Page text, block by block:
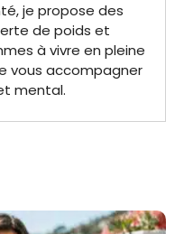
je propose des
de poids et
à vivre en pleine
vous accompagner
mental.